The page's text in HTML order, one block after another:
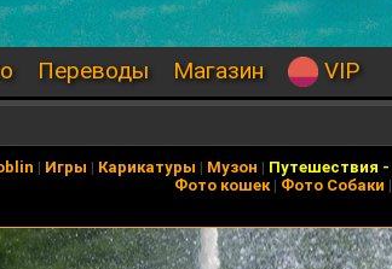
Переводы Магазин VIP
| Игры | Карикатуры | Музон | Путешествия -
Фото кошек| Фото Собаки |